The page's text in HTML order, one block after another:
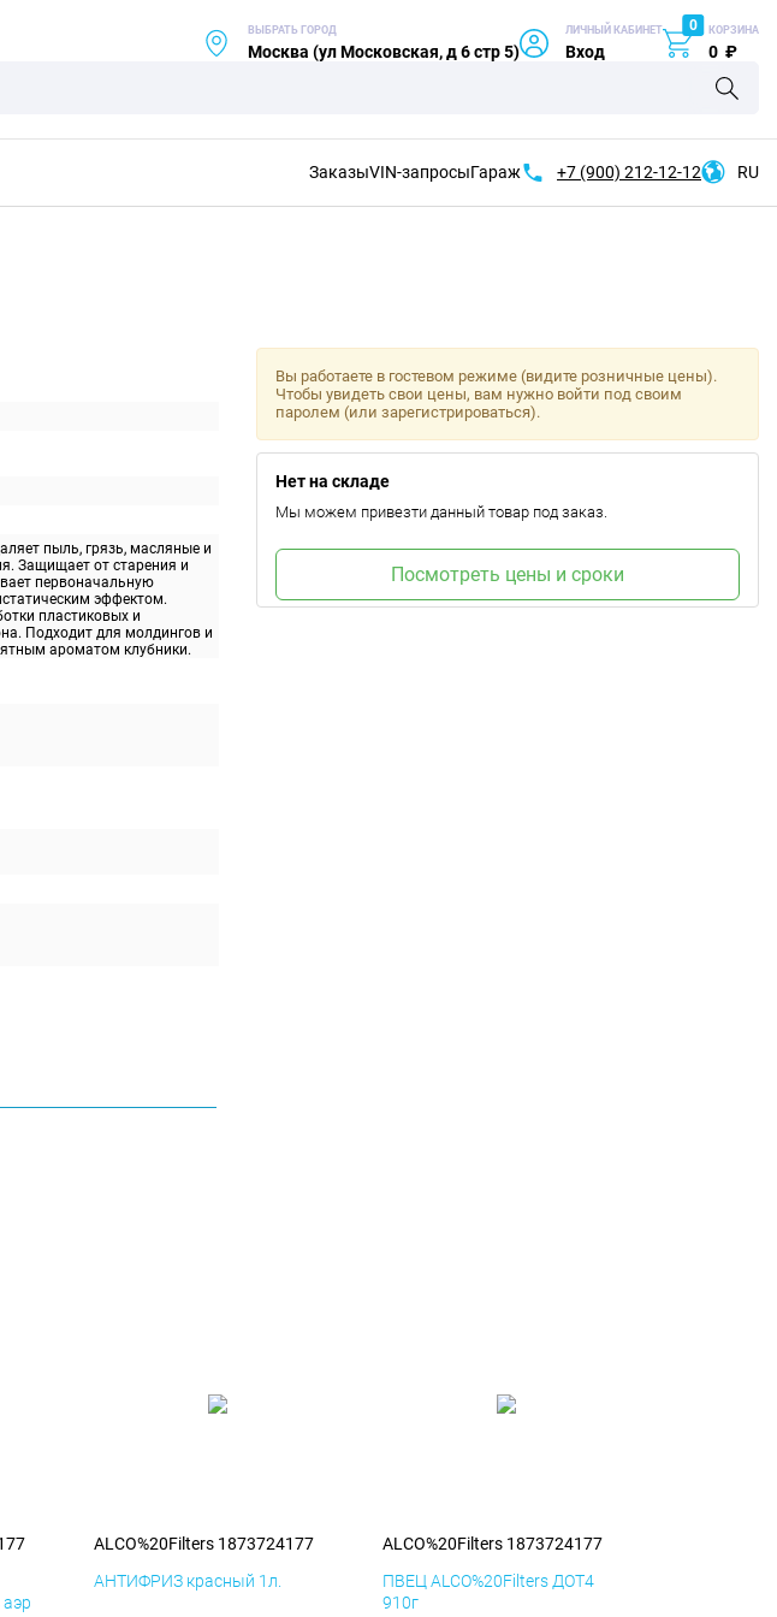
ВЫБРАТЬ ГОРОД
Москва (ул Московская, д 6 стр 5)
ЛИЧНЫЙ КАБИНЕТ
Вход
0 КОРЗИНА
0 ₽
ЗаказыVIN-запросыГараж +7 (900) 212-12-12 RU
пыль, грязь, масляные и
Защищает от старения и
первоначальную
эффектом.
пластиковых и
Подходит для молдингов и
ароматом клубники.
Вы работаете в гостевом режиме (видите розничные цены).
Чтобы увидеть свои цены, вам нужно войти под своим
паролем (или зарегистрироваться).
Нет на складе
Мы можем привезти данный товар под заказ.
Посмотреть цены и сроки
аэр
ALCO%20Filters 1873724177
АНТИФРИЗ красный 1л.
ALCO%20Filters 1873724177
ПВЕЦ ALCO%20Filters ДОТ4
910г